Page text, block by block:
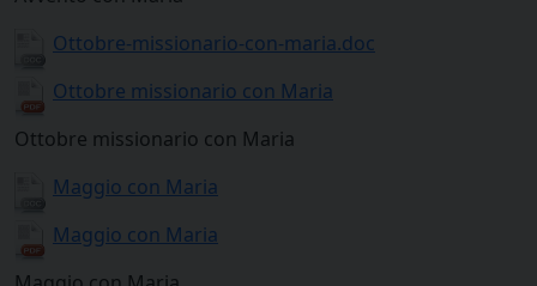
Ottobre-missionario-con-maria.doc
Ottobre missionario con Maria
Ottobre missionario con Maria
Maggio con Maria
Maggio con Maria